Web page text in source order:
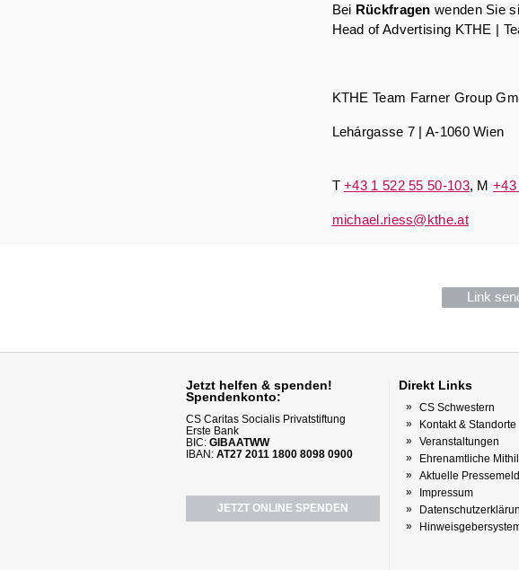
Bei Rückfragen wenden Sie
Head of Advertising KTHE |
KTHE Team Farner Group
Lehárgasse 7 | A-1060 Wien
T+43 1 522 55 50-103, M+43
michael.riess@kthe.at
Link
Jetzt helfen & spenden!
Spendenkonto:
CS Caritas Socialis Privatstiftung
Erste Bank
BIC: GIBAATWW
IBAN: AT27 2011 1800 8098 0900
JETZT ONLINE SPENDEN
Direkt Links
CS Schwestern
Kontakt & Standorte
Veranstaltungen
Ehrenamtliche
Aktuelle
Impressum